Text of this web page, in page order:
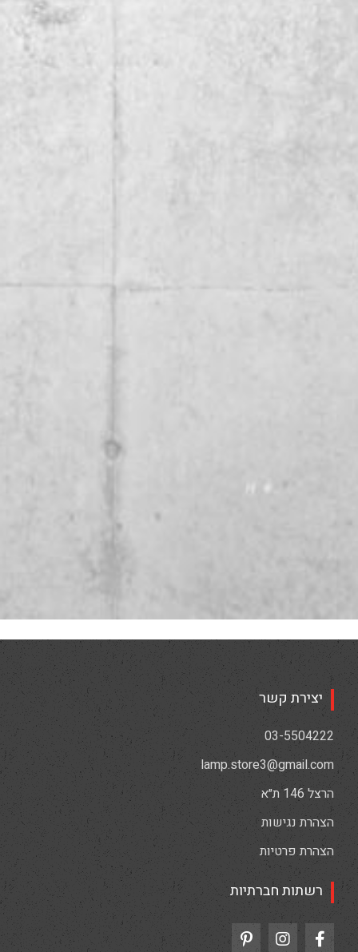
יצירת קשר
03-5504222
lamp.store3@gmail.com
הרצל 146 ת״א
הצהרת נגישות
הצהרת פרטיות
רשתות חברתיות